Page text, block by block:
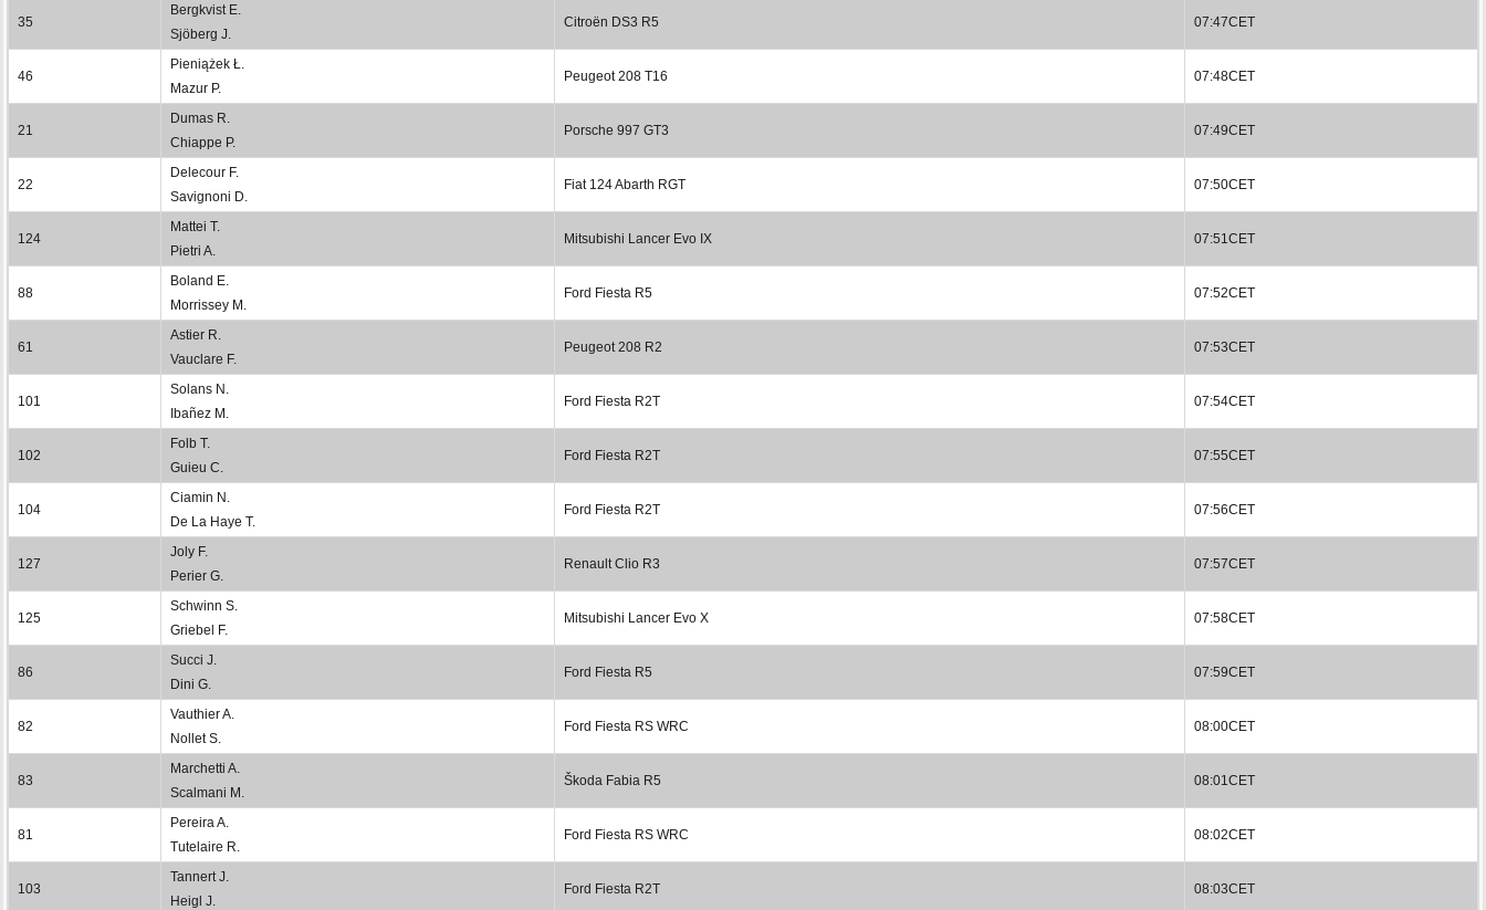
35
Bergkvist E.
Sjöberg J.
Citroën DS3 R5 07:47CET
46
Pieniążek Ł.
Mazur P.
Peugeot 208 T16 07:48CET
21
Dumas R.
Chiappe P.
Porsche 997 GT3 07:49CET
22
Delecour F.
Savignoni D.
Fiat 124 Abarth RGT 07:50CET
124
Mattei T.
Pietri A.
Mitsubishi Lancer Evo IX 07:51CET
88
Boland E.
Morrissey M.
Ford Fiesta R5 07:52CET
61
Astier R.
Vauclare F.
Peugeot 208 R2 07:53CET
101
Solans N.
Ibañez M.
Ford Fiesta R2T 07:54CET
102
Folb T.
Guieu C.
Ford Fiesta R2T 07:55CET
104
Ciamin N.
De La Haye T.
Ford Fiesta R2T 07:56CET
127
Joly F.
Perier G.
Renault Clio R3 07:57CET
125
Schwinn S.
Griebel F.
Mitsubishi Lancer Evo X 07:58CET
86
Succi J.
Dini G.
Ford Fiesta R5 07:59CET
82
Vauthier A.
Nollet S.
Ford Fiesta RS WRC 08:00CET
83
Marchetti A.
Scalmani M.
Škoda Fabia R5 08:01CET
81
Pereira A.
Tutelaire R.
Ford Fiesta RS WRC 08:02CET
103
Tannert J.
Heigl J.
Ford Fiesta R2T 08:03CET